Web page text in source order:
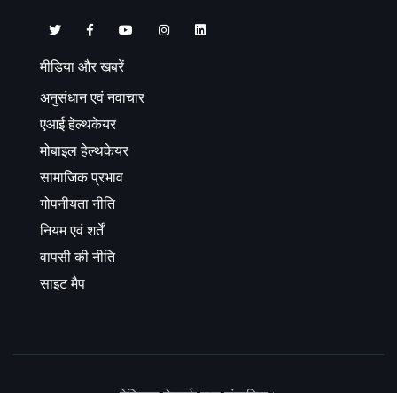
मीडिया और खबरें
अनुसंधान एवं नवाचार
एआई हेल्थकेयर
मोबाइल हेल्थकेयर
सामाजिक प्रभाव
गोपनीयता नीति
नियम एवं शर्तें
वापसी की नीति
साइट मैप